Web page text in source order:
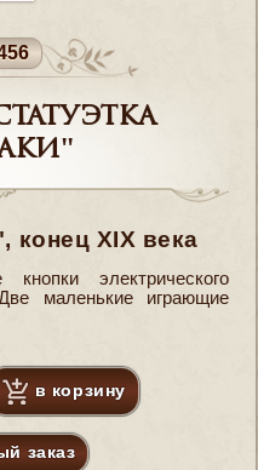
конец XIX века
электрического
маленькие играющие
в корзину
заказ